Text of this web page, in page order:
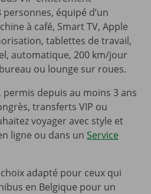
équipé d’un
à café, Smart TV, Apple
tablettes de travail,
automatique, 200 km/jour
ou lounge sur roues.
permis depuis au moins 3 ans
transferts VIP ou
voyager avec style et
ligne ou dans un Service
adapté pour ceux qui
en Belgique pour un